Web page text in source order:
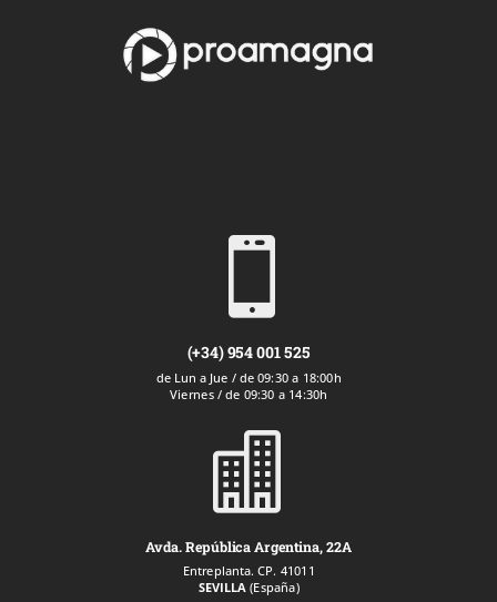

(+34) 954 001 525
de Lun a Jue / de 09:30 a 18:00h
Viernes / de 09:30 a 14:30h

Avda. República Argentina, 22A
Entreplanta. CP. 41011
SEVILLA (España)